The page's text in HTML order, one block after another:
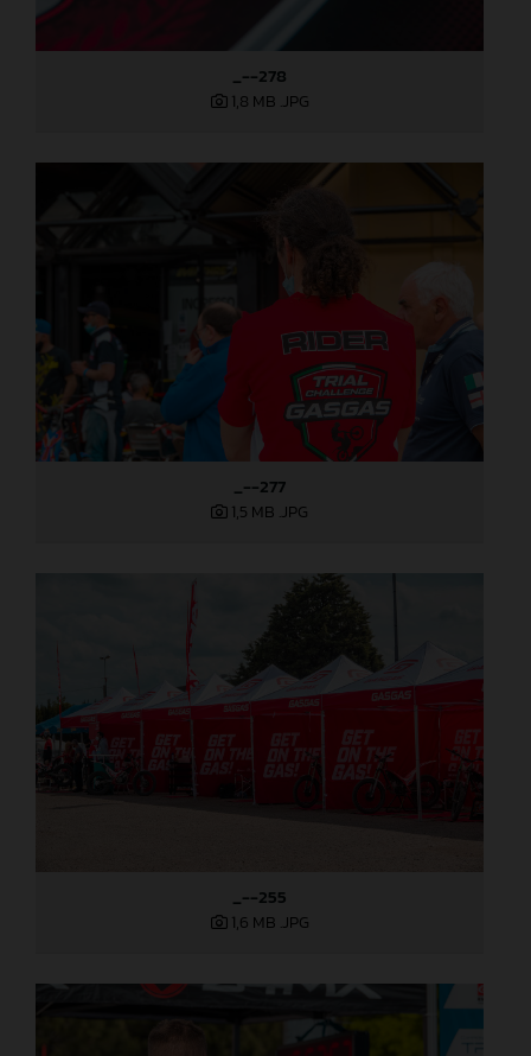
_--278
1,8 MB .JPG
_--277
1,5 MB .JPG
_--255
1,6 MB .JPG